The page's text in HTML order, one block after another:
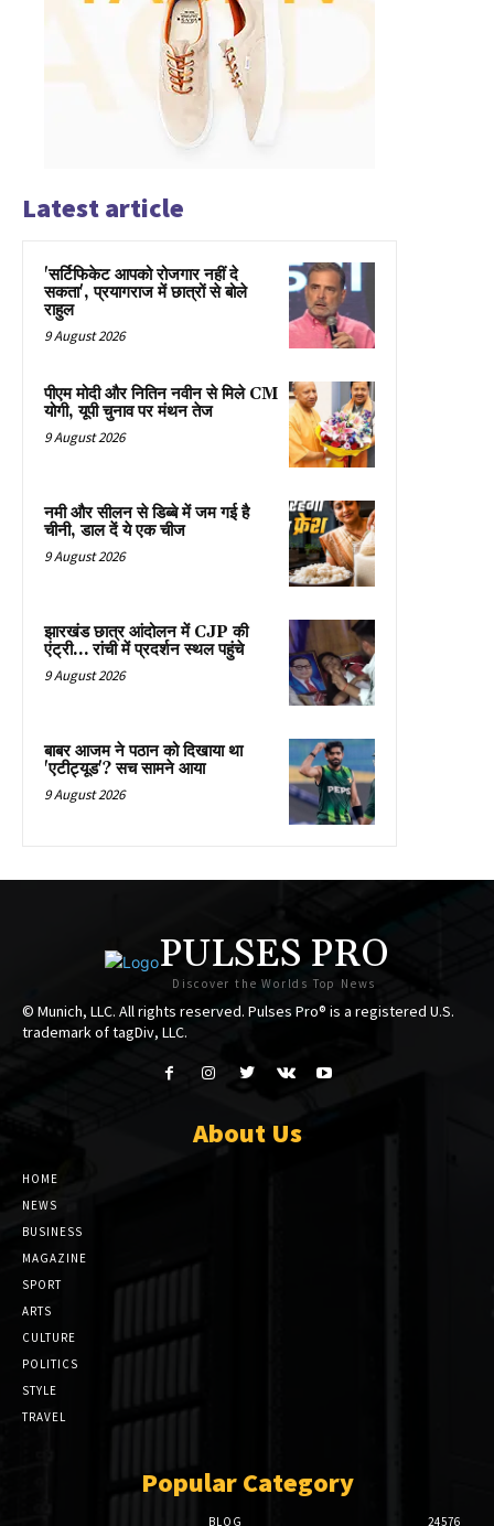
Latest article
'सर्टिफिकेट आपको रोजगार नहीं दे
सकता', प्रयागराज में छात्रों से बोले
राहुल
9 August 2026
पीएम मोदी और नितिन नवीन से मिले CM
योगी, यूपी चुनाव पर मंथन तेज
9 August 2026
नमी और सीलन से डिब्बे में जम गई है
चीनी, डाल दें ये एक चीज
9 August 2026
झारखंड छात्र आंदोलन में CJP की
एंट्री… रांची में प्रदर्शन स्थल पहुंचे
9 August 2026
बाबर आजम ने पठान को दिखाया था
'एटीट्यूड'? सच सामने आया
9 August 2026
PULSES PRO
Discover the Worlds Top News
© Munich, LLC. All rights reserved. Pulses Pro® is a registered U.S.
trademark of tagDiv, LLC.
About Us
HOME
NEWS
BUSINESS
MAGAZINE
SPORT
ARTS
CULTURE
POLITICS
STYLE
TRAVEL
Popular Category
BLOG 24576